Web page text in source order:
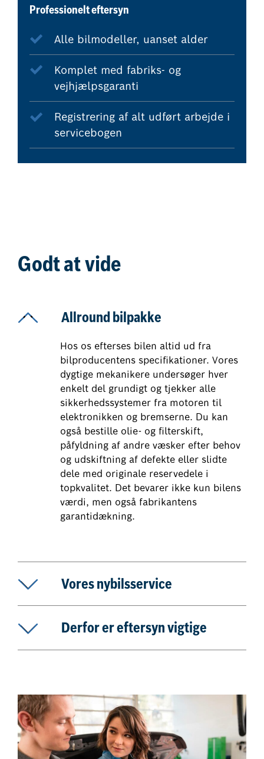
Professionelt eftersyn
Alle bilmodeller, uanset alder
Komplet med fabriks- og
vejhjælpsgaranti
Registrering af alt udført arbejde i
servicebogen
Godt at vide
Allround bilpakke
Hos os efterses bilen altid ud fra
bilproducentens specifikationer. Vores
dygtige mekanikere undersøger hver
enkelt del grundigt og tjekker alle
sikkerhedssystemer fra motoren til
elektronikken og bremserne. Du kan
også bestille olie- og filterskift,
påfyldning af andre væsker efter behov
og udskiftning af defekte eller slidte
dele med originale reservedele i
topkvalitet. Det bevarer ikke kun bilens
værdi, men også fabrikantens
garantidækning.
Vores nybilsservice
Derfor er eftersyn vigtige